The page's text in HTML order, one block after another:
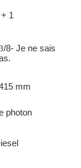
1
/8- Je ne sais
mm
photon